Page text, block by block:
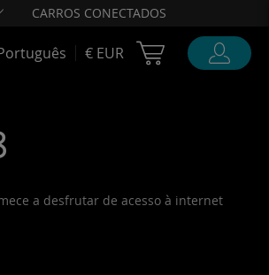
CARROS CONECTADOS
€ EUR Cart Ubigi
a desfrutar de acesso à internet